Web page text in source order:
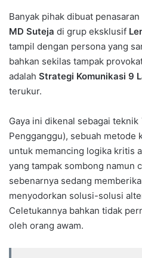
Banyak pihak dibuat
MD Suteja di grup eksklusif
tampil dengan persona yang
bahkan sekilas tampak
adalah Strategi Komunikasi 9
terukur.
Gaya ini dikenal sebagai teknik
Pengganggu), sebuah metode
untuk memancing logika kritis
yang tampak sombong namun
sebenarnya sedang
menyodorkan solusi-solusi
Celetukannya bahkan tidak
oleh orang awam.